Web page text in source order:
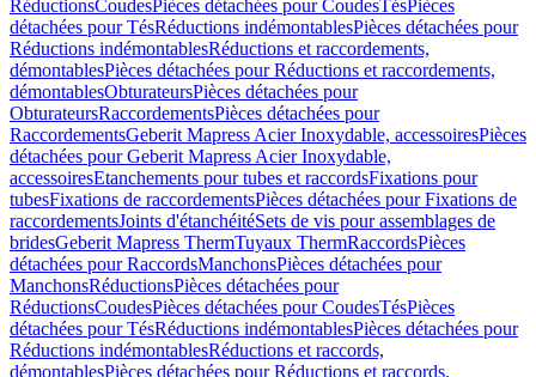
RéductionsCoudesPièces détachées pour CoudesTésPièces
détachées pour TésRéductions indémontablesPièces détachées pour
Réductions indémontablesRéductions et raccordements,
démontablesPièces détachées pour Réductions et raccordements,
démontablesObturateursPièces détachées pour
ObturateursRaccordementsPièces détachées pour
RaccordementsGeberit Mapress Acier Inoxydable, accessoiresPièces
détachées pour Geberit Mapress Acier Inoxydable,
accessoiresEtanchements pour tubes et raccordsFixations pour
tubesFixations de raccordementsPièces détachées pour Fixations de
raccordementsJoints d'étanchéitéSets de vis pour assemblages de
bridesGeberit Mapress ThermTuyaux ThermRaccordsPièces
détachées pour RaccordsManchonsPièces détachées pour
ManchonsRéductionsPièces détachées pour
RéductionsCoudesPièces détachées pour CoudesTésPièces
détachées pour TésRéductions indémontablesPièces détachées pour
Réductions indémontablesRéductions et raccords,
démontablesPièces détachées pour Réductions et raccords,